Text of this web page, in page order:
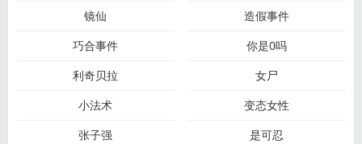
镜仙
造假事件
巧合事件
你是0吗
利奇贝拉
女尸
小法术
变态女性
张子强
是可忍